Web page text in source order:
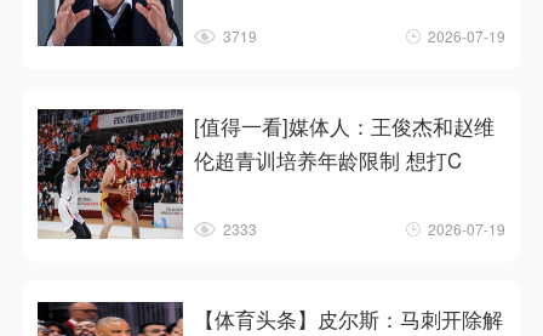
3719 2026-07-19
[值得一看]媒体人：王俊杰和赵维
伦超青训培养年龄限制 想打C
2333 2026-07-19
【体育头条】皮尔斯：马刺开除解